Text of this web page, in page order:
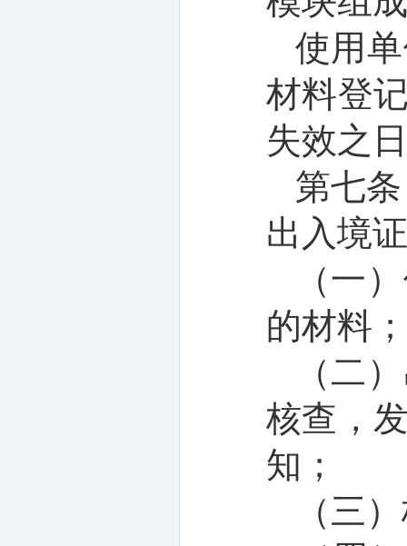
使用
材料登
失效之
第七条
出入境
（一）
的材料 ；
（二）
核查，
知；
（三